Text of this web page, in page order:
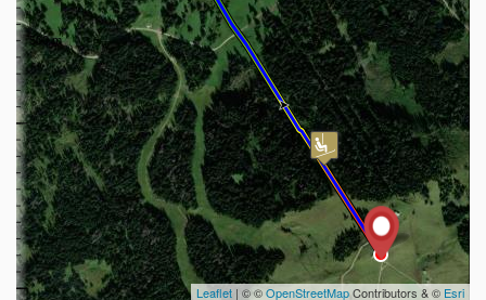
Leaflet | © ©OpenStreetMapContributors & © Esri